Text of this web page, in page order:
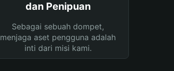
dan Penipuan
Sebagai sebuah dompet,
menjaga aset pengguna adalah
inti dari misi kami.